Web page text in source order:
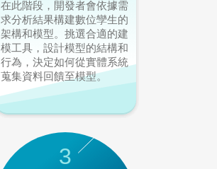
在此階段，開發者會依據需
求分析結果構建數位孿生的
架構和模型。挑選合適的建
模工具，設計模型的結構和
行為，決定如何從實體系統
蒐集資料回饋至模型。
3